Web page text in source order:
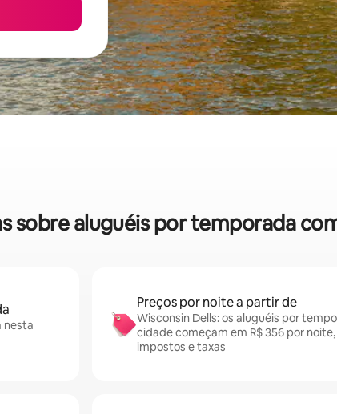
sobre aluguéis por temporada
nesta
Preços por noite a partir de
Wisconsin Dells: os aluguéis por
cidade começam em R$ 356 por
impostos e taxas